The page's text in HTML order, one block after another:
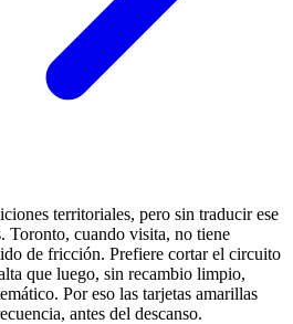
territoriales, pero sin traducir ese
Toronto, cuando visita, no tiene
de fricción. Prefiere cortar el circuito
que luego, sin recambio limpio,
Por eso las tarjetas amarillas
antes del descanso.